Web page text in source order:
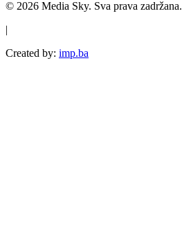
© 2026 Media Sky. Sva prava zadržana.
|
Created by: imp.ba